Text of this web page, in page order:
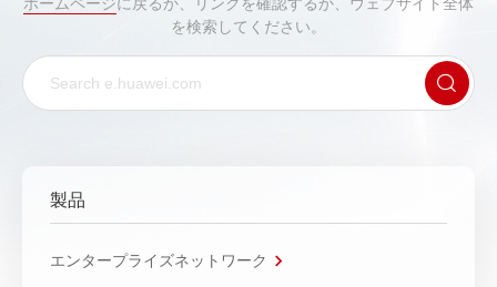
を検索してください。
製品
エンタープライズネットワーク